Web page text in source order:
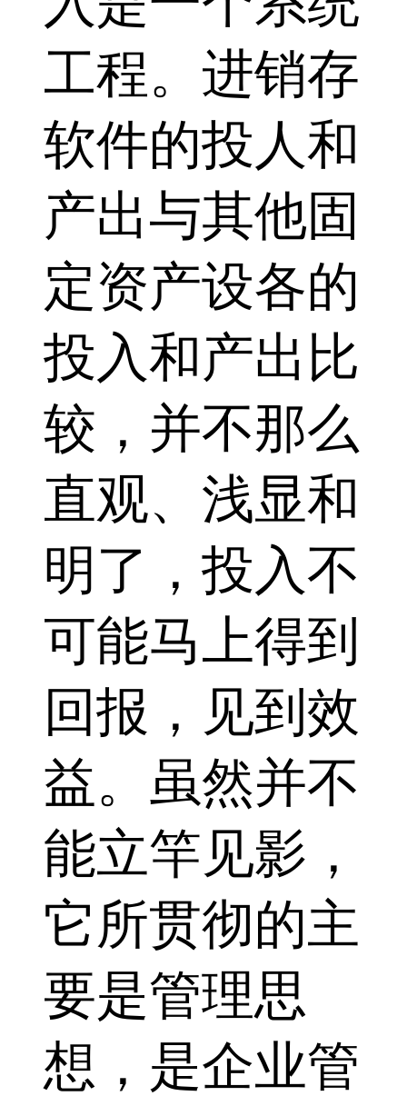
工程。进销存
软件的投人和
产出与其他固
定资产设各的
投入和产出比
较，并不那么
直观、浅显和
明了，投入不
可能马上得到
回报，见到效
益。虽然并不
能立竿见影，
它所贯彻的主
要是管理思
想，是企业管